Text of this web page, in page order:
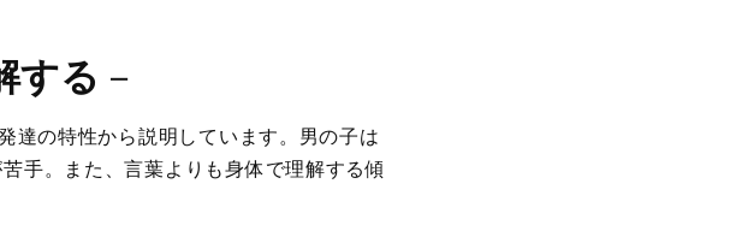
する －
達の特性から説明しています。男の子は
手。また、言葉よりも身体で理解する傾